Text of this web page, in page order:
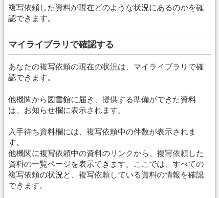
複写依頼した資料が現在どのような状況にあるのかを確
認できます。
マイライブラリで確認する
あなたの複写依頼の現在の状況は、マイライブラリで確
認できます。
他機関から図書館に届き、提供する準備ができた資料
は、お知らせ欄に表示されます。
入手待ち資料欄には、複写依頼中の件数が表示されま
す。
他機関に複写依頼中の資料のリンクから、複写依頼した
資料の一覧ページを表示できます。ここでは、すべての
複写依頼の状況と、複写依頼している資料の情報を確認
できます。